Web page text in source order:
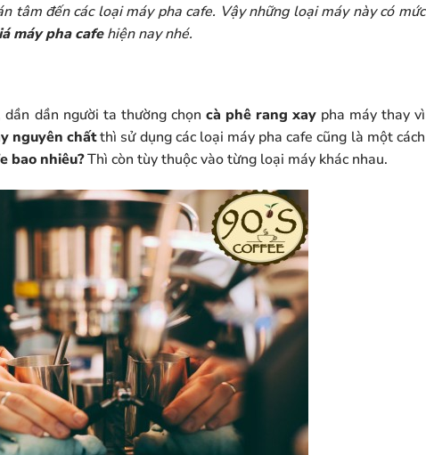
tâm đến các loại máy pha cafe. Vậy những loại máy này có mức
máy pha cafehiện nay nhé.
dần người ta thường chọn cà phê rang xay pha máy thay vì
nguyên chấtthì sử dụng các loại máy pha cafe cũng là một cách
bao nhiêu?Thì còn tùy thuộc vào từng loại máy khác nhau.